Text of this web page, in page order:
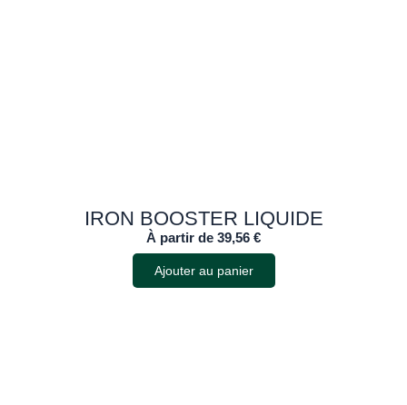
IRON BOOSTER LIQUIDE
À partir de 39,56 €
Ajouter au panier